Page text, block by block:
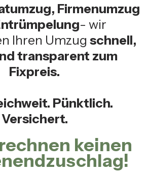
Firmenumzug
- wir
Ihren Umzug schnell,
transparent zum
Fixpreis.
Pünktlich.
Versichert.
keinen